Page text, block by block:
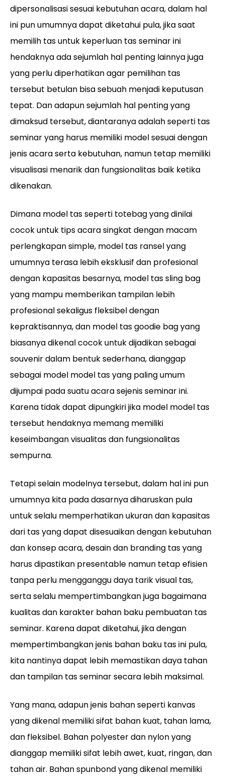
dipersonalisasi sesuai kebutuhan acara, dalam hal
ini pun umumnya dapat diketahui pula, jika saat
memilih tas untuk keperluan tas seminar ini
hendaknya ada sejumlah hal penting lainnya juga
yang perlu diperhatikan agar pemilihan tas
tersebut betulan bisa sebuah menjadi keputusan
tepat. Dan adapun sejumlah hal penting yang
dimaksud tersebut, diantaranya adalah seperti tas
seminar yang harus memiliki model sesuai dengan
jenis acara serta kebutuhan, namun tetap memiliki
visualisasi menarik dan fungsionalitas baik ketika
dikenakan.
Dimana model tas seperti totebag yang dinilai
cocok untuk tips acara singkat dengan macam
perlengkapan simple, model tas ransel yang
umumnya terasa lebih eksklusif dan profesional
dengan kapasitas besarnya, model tas sling bag
yang mampu memberikan tampilan lebih
profesional sekaligus fleksibel dengan
kepraktisannya, dan model tas goodie bag yang
biasanya dikenal cocok untuk dijadikan sebagai
souvenir dalam bentuk sederhana, dianggap
sebagai model model tas yang paling umum
dijumpai pada suatu acara sejenis seminar ini.
Karena tidak dapat dipungkiri jika model model tas
tersebut hendaknya memang memiliki
keseimbangan visualitas dan fungsionalitas
sempurna.
Tetapi selain modelnya tersebut, dalam hal ini pun
umumnya kita pada dasarnya diharuskan pula
untuk selalu memperhatikan ukuran dan kapasitas
dari tas yang dapat disesuaikan dengan kebutuhan
dan konsep acara, desain dan branding tas yang
harus dipastikan presentable namun tetap efisien
tanpa perlu mengganggu daya tarik visual tas,
serta selalu mempertimbangkan juga bagaimana
kualitas dan karakter bahan baku pembuatan tas
seminar. Karena dapat diketahui, jika dengan
mempertimbangkan jenis bahan baku tas ini pula,
kita nantinya dapat lebih memastikan daya tahan
dan tampilan tas seminar secara lebih maksimal.
Yang mana, adapun jenis bahan seperti kanvas
yang dikenal memiliki sifat bahan kuat, tahan lama,
dan fleksibel. Bahan polyester dan nylon yang
dianggap memiliki sifat lebih awet, kuat, ringan, dan
tahan air. Bahan spunbond yang dikenal memiliki